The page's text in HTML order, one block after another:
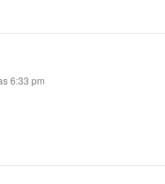
6:33 pm